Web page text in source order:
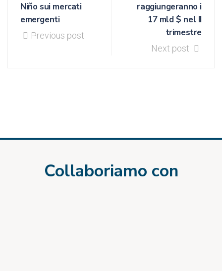
Niño sui mercati
emergenti
Previous post
raggiungeranno i
17 mld $ nel II
trimestre
Next post
Collaboriamo con